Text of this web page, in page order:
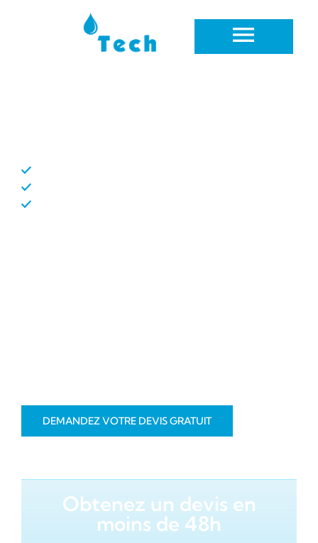
DEMANDEZ VOTRE DEVIS GRATUIT
Obtenez un devis en
moins de 48h